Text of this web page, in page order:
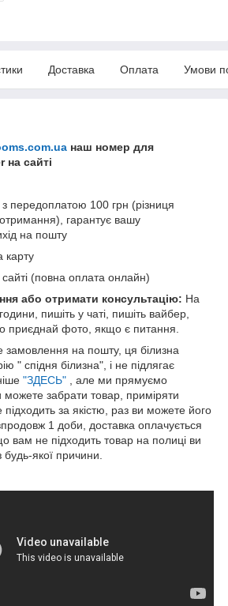
Доставка Оплата Умови
наш номер для
на сайті
передоплатою 100 грн (різниця
гарантує вашу
на пошту
карту
(повна оплата онлайн)
або отримати консультацію: На
пишіть у чаті, пишіть вайбер,
приєднай фото, якщо є питання.
замовлення на пошту, ця білизна
" спідня білизна", і не підлягає
"ЗДЕСЬ" , але ми прямуємо
можете забрати товар, приміряти
за якістю, раз ви можете його
1 доби, доставка оплачується
вам не підходить товар на полиці ви
якої причини.